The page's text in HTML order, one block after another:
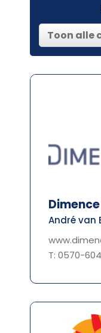
André van
T: 0570-